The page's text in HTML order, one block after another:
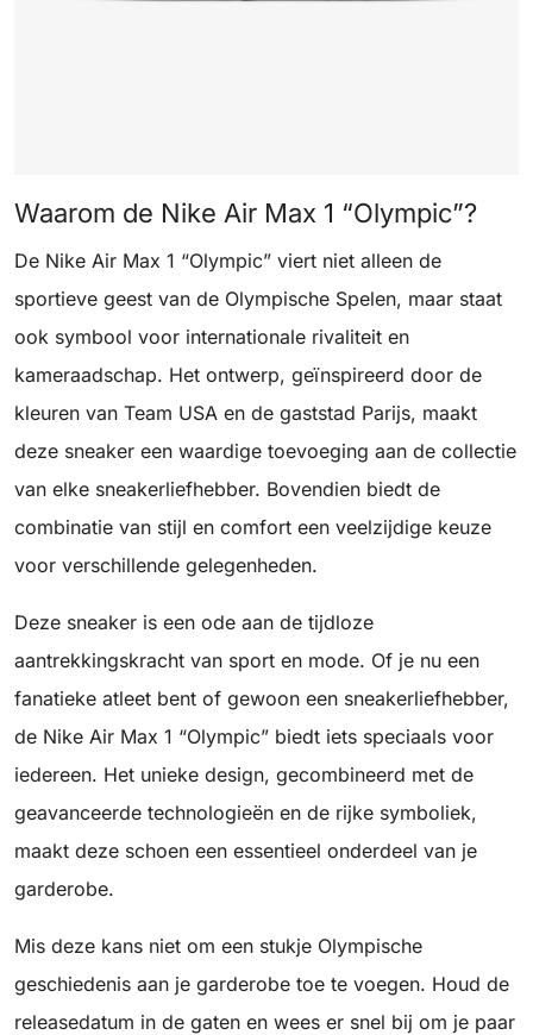
Waarom de Nike Air Max 1 “Olympic”?
De Nike Air Max 1 “Olympic” viert niet alleen de
sportieve geest van de Olympische Spelen, maar staat
ook symbool voor internationale rivaliteit en
kameraadschap. Het ontwerp, geïnspireerd door de
kleuren van Team USA en de gaststad Parijs, maakt
deze sneaker een waardige toevoeging aan de collectie
van elke sneakerliefhebber. Bovendien biedt de
combinatie van stijl en comfort een veelzijdige keuze
voor verschillende gelegenheden.
Deze sneaker is een ode aan de tijdloze
aantrekkingskracht van sport en mode. Of je nu een
fanatieke atleet bent of gewoon een sneakerliefhebber,
de Nike Air Max 1 “Olympic” biedt iets speciaals voor
iedereen. Het unieke design, gecombineerd met de
geavanceerde technologieën en de rijke symboliek,
maakt deze schoen een essentieel onderdeel van je
garderobe.
Mis deze kans niet om een stukje Olympische
geschiedenis aan je garderobe toe te voegen. Houd de
releasedatum in de gaten en wees er snel bij om je paar